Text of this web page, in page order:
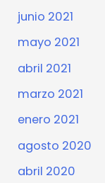
junio 2021
mayo 2021
abril 2021
marzo 2021
enero 2021
agosto 2020
abril 2020